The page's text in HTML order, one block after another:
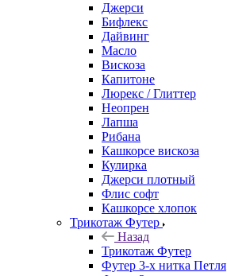
Джерси
Бифлекс
Дайвинг
Масло
Вискоза
Капитоне
Люрекс / Глиттер
Неопрен
Лапша
Рибана
Кашкорсе вискоза
Кулирка
Джерси плотный
Флис софт
Кашкорсе хлопок
Трикотаж Футер
Назад
Трикотаж Футер
Футер 3-х нитка Петля